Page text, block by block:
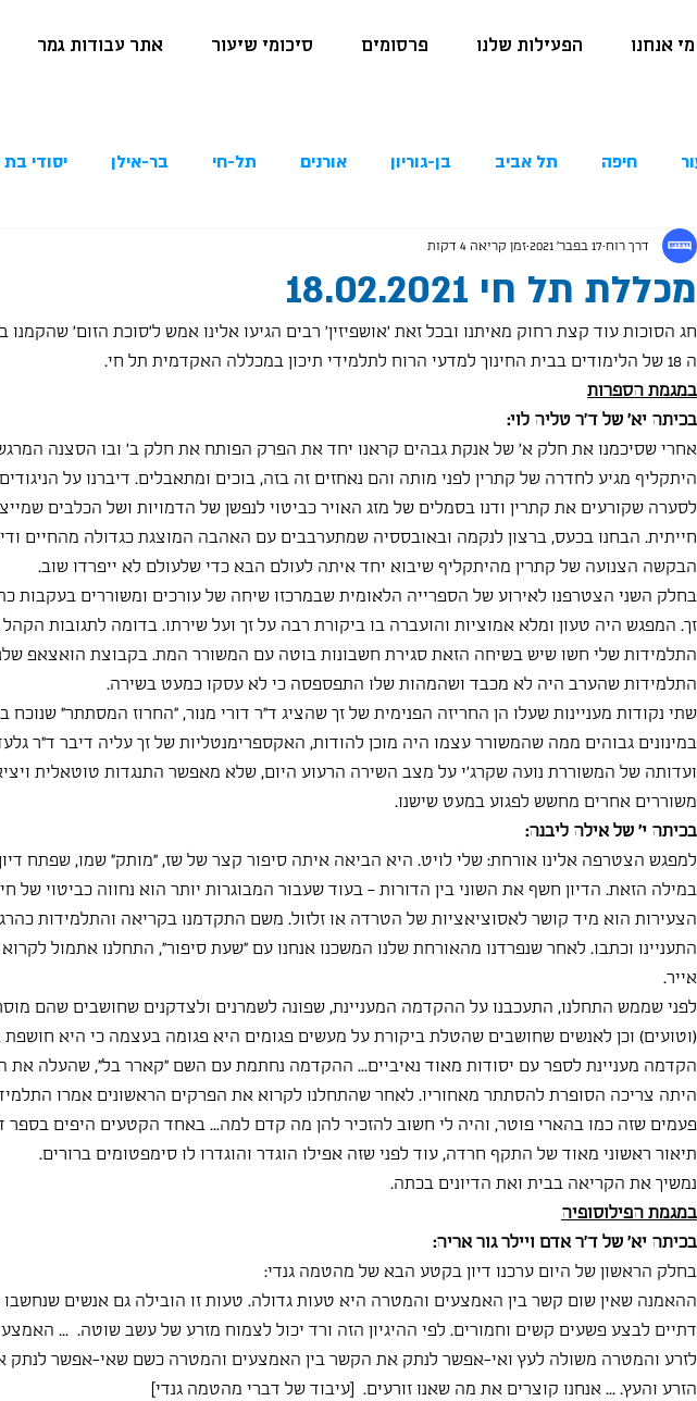
אתר עבודות גמר סיכומי שיעור פרסומים הפעילות שלנו מי אנחנו
חיפה תל אביב בן-גוריון אורנים תל-חי בר-אילן יסודי
מכללת תל חי 18.02.2021
דרך רוח 17 בפבר׳ 2021 זמן קריאה 4 דקות
חג הסוכות עוד קצת רחוק מאיתנו ובכל זאת 'אושפיזין' רבים הגיעו אלינו אמש ל'סוכת הזום'
ה 18 של הלימודים בבית החינוך למדעי הרוח לתלמידי תיכון במכללה האקדמית תל חי.
במגמת הספרות
בכיתה יא' של ד"ר טליה לוי:
אחרי שסיכמנו את חלק א' של אנקת גבהים קראנו יחד את הפרק הפותח את חלק ב' ובו הסצנה
היתקליף מגיע לחדרה של קתרין לפני מותה והם נאחזים זה בזה, בוכים ומתאבלים. דיברנו על
לסערה שקורעים את קתרין ודנו בסמלים של מזג האויר כביטוי לנפשן של הדמויות ושל הכלבים
חייתית. הבחנו בכעס, ברצון לנקמה ובאובססיה שמתערבבים עם האהבה המוצגת כגדולה מהחיים
הבקשה הצנועה של קתרין מהיתקליף שיבוא יחד איתה לעולם הבא כדי שלעולם לא ייפרדו שוב.
בחלק השני הצטרפנו לאירוע של הספרייה הלאומית שבמרכזו שיחה של עורכים ומשוררים בעקבות
זך. המפגש היה טעון ומלא אמוציות והועברה בו ביקורת רבה על זך ועל שירתו. בדומה לתגובות
התלמידות שלי חשו שיש בשיחה הזאת סגירת חשבונות בוטה עם המשורר המת. בקבוצת הואצאפ
התלמידות שהערב היה לא מכבד ושהמהות שלו התפספסה כי לא עסקו כמעט בשירה.
שתי נקודות מעניינות שעלו הן החריזה הפנימית של זך שהציג ד"ר דורי מנור, "החרוז המסתתר" שנוכח
במינונים גבוהים ממה שהמשורר עצמו היה מוכן להודות, האקספרימנטליות של זך עליה דיבר ד"ר
ועדותה של המשוררת נועה שקרג'י על מצב השירה הרעוע היום, שלא מאפשר התנגדות טוטאלית
משוררים אחרים מחשש לפגוע במעט שישנו.
בכיתה י' של אילה ליבנה:
למפגש הצטרפה אלינו אורחת: שלי לויט. היא הביאה איתה סיפור קצר של שז, "מותק" שמו, שפתח
במילה הזאת. הדיון חשף את השוני בין הדורות - בעוד שעבור המבוגרות יותר הוא נחווה כביטוי של
הצעירות הוא מיד קושר לאסוציאציות של הטרדה או זלזול. משם התקדמנו בקריאה והתלמידות
התעניינו וכתבו. לאחר שנפרדנו מהאורחת שלנו המשכנו אנחנו עם "שעת סיפור", התחלנו אתמול לקרוא
אייר.
לפני שממש התחלנו, התעכבנו על ההקדמה המעניינת, שפונה לשמרנים ולצדקנים שחושבים שהם
(וטועים) וכן לאנשים שחושבים שהטלת ביקורת על מעשים פגומים היא פגומה בעצמה כי היא חושפת
הקדמה מעניינת לספר עם יסודות מאוד נאיביים... ההקדמה נחתמת עם השם "קארר בל", שהעלה את
היתה צריכה הסופרת להסתתר מאחוריו. לאחר שהתחלנו לקרוא את הפרקים הראשונים אמרו
פעמים שזה כמו בהארי פוטר, והיה לי חשוב להזכיר להן מה קדם למה... באחד הקטעים היפים בספר
תיאור ראשוני מאוד של התקף חרדה, עוד לפני שזה אפילו הוגדר והוגדרו לו סימפטומים ברורים.
נמשיך את הקריאה בבית ואת הדיונים בכתה.
במגמת הפילוסופיה
בכיתה יא' של ד"ר אדם ויילר גור אריה:
בחלק הראשון של היום ערכנו דיון בקטע הבא של מהטמה גנדי:
ההאמנה שאין שום קשר בין האמצעים והמטרה היא טעות גדולה. טעות זו הובילה גם אנשים שנחשבו
דתיים לבצע פשעים קשים וחמורים. לפי ההיגיון הזה ורד יכול לצמוח מזרע של עשב שוטה.  ...
לזרע והמטרה משולה לעץ ואי-אפשר לנתק את הקשר בין האמצעים והמטרה כשם שאי-אפשר לנתק
הזרע והעץ. ... אנחנו קוצרים את מה שאנו זורעים.  [עיבוד של דברי מהטמה גנדי]